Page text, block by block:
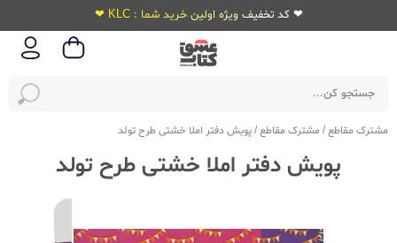
❤ کد تخفیف ویژه اولین خرید شما : KLC ❤
مشترک مقاطع/ مشترک مقاطع/پویش دفتر املا خشتی طرح تولد
پویش دفتر املا خشتی طرح تولد